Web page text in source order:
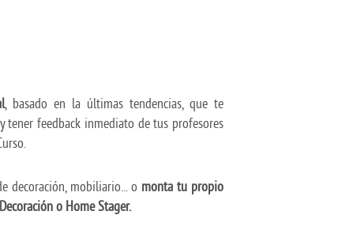
, basado en la últimas tendencias, que te
feedback inmediato de tus profesores
decoración, mobiliario... o monta tu propio
o Home Stager.